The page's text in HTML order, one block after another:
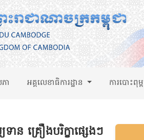
ា អគ្គលេខាធិការដ្ឋាន ការបោះពុ
គ្រឿងបរិក្ខាផ្សេងៗ